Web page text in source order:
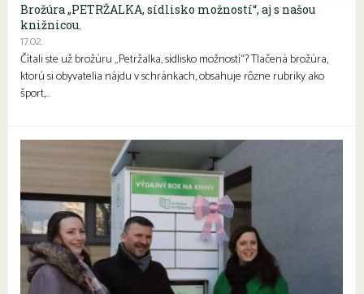
Brožúra „PETRŽALKA, sídlisko možností“, aj s našou
knižnicou.
17.02.
Čítali ste už brožúru „Petržalka, sídlisko možností“? Tlačená brožúra,
ktorú si obyvatelia nájdu v schránkach, obsahuje rôzne rubriky ako
šport,…